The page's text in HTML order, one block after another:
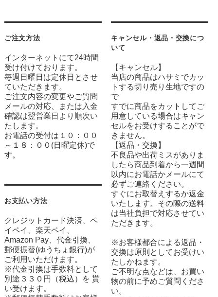
ご注文方法
インターネットにて24時間
受け付けております。
毎週日曜日は定休日とさせ
ていただきます。
ご注文内容の変更やご質問
メールの対応、または入金
確認は翌営業日より順次い
たします。
お電話の受付は１０：００
～１８：００(日曜定休)で
す。
お支払い方法
クレジットカード決済、ペ
イペイ、楽天ペイ、
Amazon Pay、代金引換、
郵便振替(ゆうちょ銀行)が
ご利用いただけます。
※代金引換は手数料として
別途３３０円（税込）を 貰
い受けます。
キャンセル・返品・交換につ
いて
【キャンセル】
当店の商品はハサミでカッ
トする切り売り生地ですの
で
すでに商品をカットしてご
用意している場合はキャン
セルをお受けすることがで
きません。
【返品・交換】
不良品や出荷ミスがありま
したら商品到着から一週間
以内にお電話かメールにて
必ずご連絡ください。
すぐにお取替えするか返金
いたします。その際の送料
は当社負担で対応させてい
ただきます。
※お客様都合による返品・
交換は原則としてお受けい
たしかねます。
ご不明な点などは、お買い
物の前に予めご質問くださ
い。